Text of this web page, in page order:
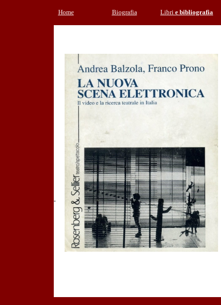
Home Biografia Libri e bibliografia